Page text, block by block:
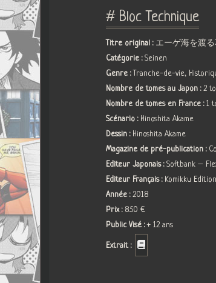
# Bloc Technique
Titre original : エーゲ海を渡る
Catégorie :Seinen
Genre : Tranche-de-vie,
Nombre de tomes au Japon :2
Nombre de tomes en France :1
Scénario : Hinoshita Akame
Dessin : Hinoshita Akame
Magazine de pré-publication :
Editeur Japonais :Softbank –
Editeur Français : Komikku
Année :2018
Prix : 8.50 €
Public Visé :+ 12 ans
Extrait :